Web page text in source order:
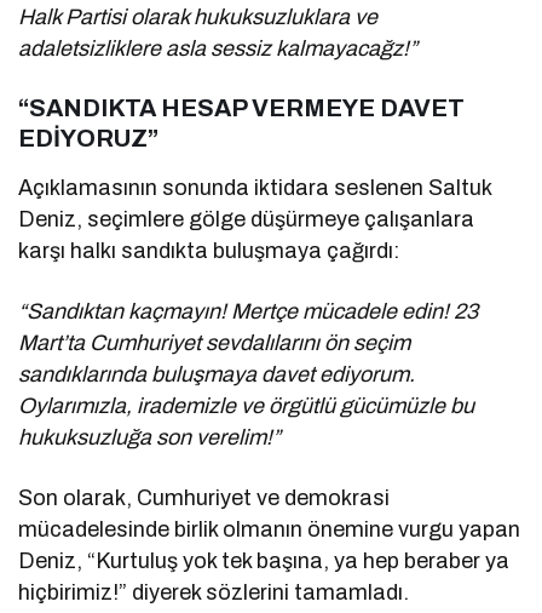
Halk Partisi olarak hukuksuzluklara ve
adaletsizliklere asla sessiz kalmayacağz!”
“SANDIKTA HESAP VERMEYE DAVET
EDİYORUZ”
Açıklamasının sonunda iktidara seslenen Saltuk
Deniz, seçimlere gölge düşürmeye çalışanlara
karşı halkı sandıkta buluşmaya çağırdı:
“Sandıktan kaçmayın! Mertçe mücadele edin! 23
Mart’ta Cumhuriyet sevdalılarını ön seçim
sandıklarında buluşmaya davet ediyorum.
Oylarımızla, irademizle ve örgütlü gücümüzle bu
hukuksuzluğa son verelim!”
Son olarak, Cumhuriyet ve demokrasi
mücadelesinde birlik olmanın önemine vurgu yapan
Deniz, “Kurtuluş yok tek başına, ya hep beraber ya
hiçbirimiz!” diyerek sözlerini tamamladı.